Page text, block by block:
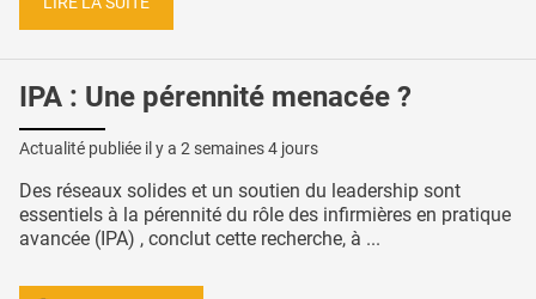
IPA : Une pérennité menacée ?
Actualité publiée il y a 2 semaines 4 jours
Des réseaux solides et un soutien du leadership sont
essentiels à la pérennité du rôle des infirmières en pratique
avancée (IPA) , conclut cette recherche, à ...